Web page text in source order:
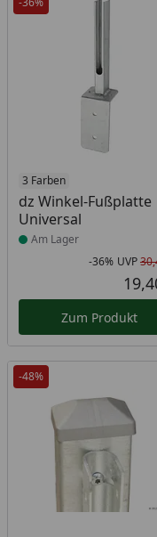
3 Farben
dz Winkel-Fußplatte
Universal
Produkt am Lager
Am Lager
-36% UVP
Zum Produkt
-48%